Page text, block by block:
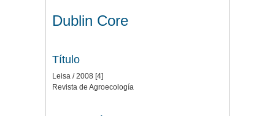
Dublin Core
Título
Leisa / 2008 [4]
Revista de Agroecología